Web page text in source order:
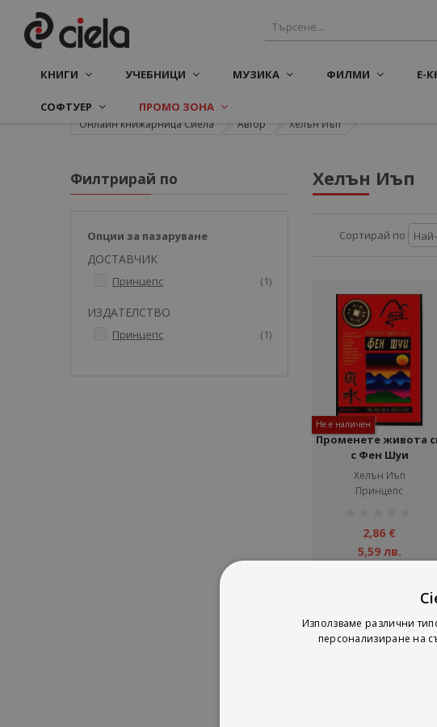
КНИГИ УЧЕБНИЦИ МУЗИКА ФИЛМИ Е-
СОФТУЕР ПРОМО ЗОНА
Онлайн книжарница Сиела Автор Хелън Иъп
Хелън Иъп
Сортирай по
Не е наличен
Променете живота
с Фен Шуи
Хелън Иъп
Принцепс
2,86 €
5,59 лв.
Филтрирай по
Опции за пазаруване
ДОСТАВЧИК
Принцепс 1артикул
ИЗДАТЕЛСТВО
Принцепс 1артикул
Използваме различни
персонализиране на